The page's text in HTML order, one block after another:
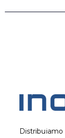
Distribuiamo